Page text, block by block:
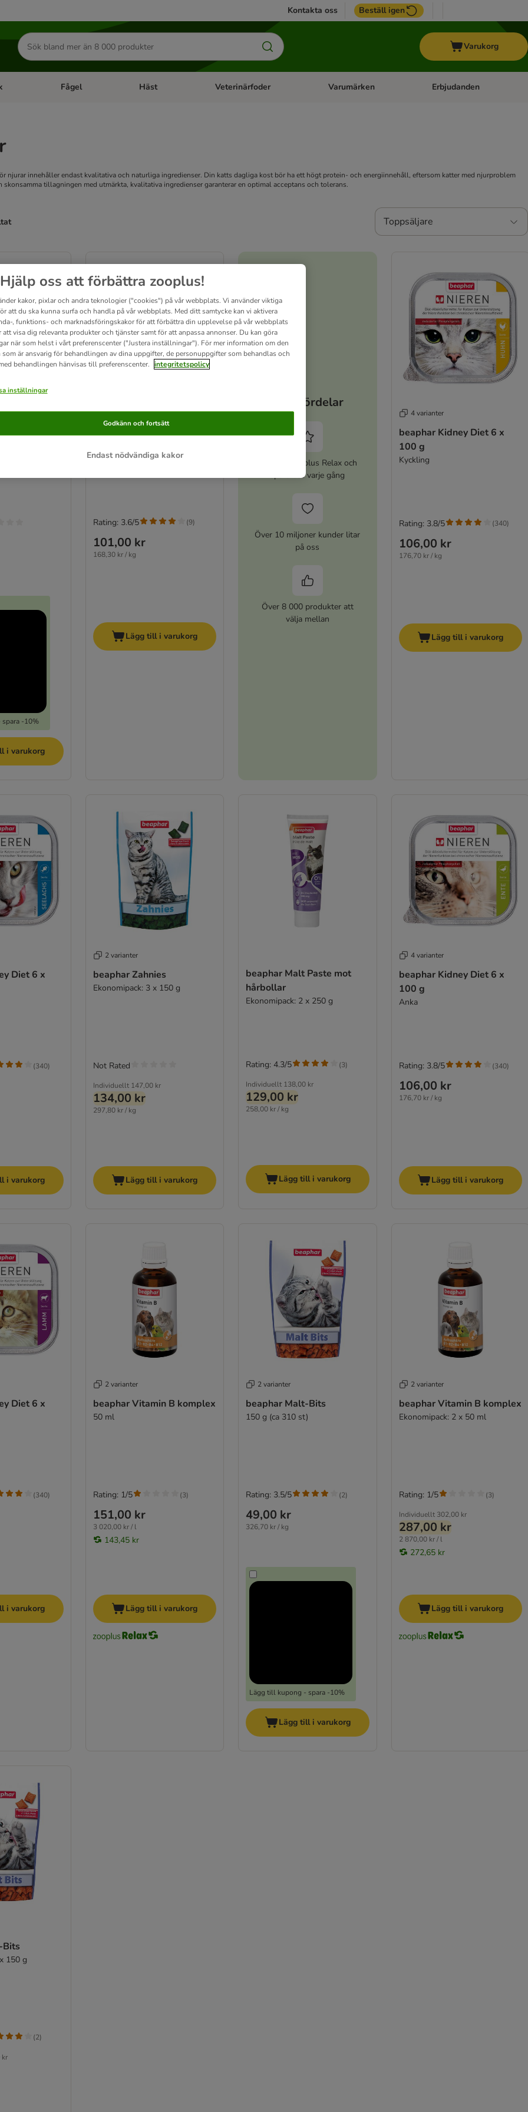
Kontakta oss Beställ igen
Sök
efter
produkter
Varukorg
category menu: SmådjurOpen category menu: Fisk
Fågel Open category menu: Fågel
Häst Open category menu: Häst
Veterinärfoder Open category menu: Veterinärfoder
Varumärken Open category menu:
Erbjudanden
njurar innehåller endast kvalitativa och naturliga ingredienser. Din katts dagliga kost bör ha ett högt protein- och energiinnehåll, eftersom katter med njurproblem
skonsamma tillagningen med utmärkta, kvalitativa ingredienser garanterar en optimal acceptans och tolerans.
Toppsäljare
-10%
i varukorg
6 x 100 g
101,00 kr
168,30 kr / kg
Rating: 3.6/5 (9)
Lägg till i varukorg
Dina fördelar
Aktivera zooplus Relax och
spara 5% varje gång
Över 10 miljoner kunder litar
på oss
Över 8 000 produkter att
välja mellan
4 varianter
beaphar Kidney Diet 6 x
100 g
Kyckling
106,00 kr
176,70 kr / kg
Rating: 3.8/5 (340)
Lägg till i varukorg
Diet 6 x
(340)
i varukorg
2 varianter
beaphar Zahnies
Ekonomipack: 3 x 150 g
Individuellt 147,00 kr
134,00 kr
297,80 kr / kg
Not Rated
Lägg till i varukorg
beaphar Malt Paste mot
hårbollar
Ekonomipack: 2 x 250 g
Individuellt 138,00 kr
129,00 kr
258,00 kr / kg
Rating: 4.3/5 (3)
Lägg till i varukorg
4 varianter
beaphar Kidney Diet 6 x
100 g
Anka
106,00 kr
176,70 kr / kg
Rating: 3.8/5 (340)
Lägg till i varukorg
Diet 6 x
(340)
i varukorg
2 varianter
beaphar Vitamin B komplex
50 ml
151,00 kr
3 020,00 kr / l
143,45 kr
Rating: 1/5 (3)
Lägg till i varukorg
2 varianter
beaphar Malt-Bits
150 g (ca 310 st)
49,00 kr
326,70 kr / kg
Lägg till kupong - spara -10%
Rating: 3.5/5 (2)
Lägg till i varukorg
2 varianter
beaphar Vitamin B komplex
Ekonomipack: 2 x 50 ml
Individuellt 302,00 kr
287,00 kr
2 870,00 kr / l
272,65 kr
Rating: 1/5 (3)
Lägg till i varukorg
Bits
150 g
kr
(2)
Hjälp oss att förbättra zooplus!
kakor, pixlar och andra teknologier ("cookies") på vår webbplats. Vi använder viktiga
att du ska kunna surfa och handla på vår webbplats. Med ditt samtycke kan vi aktivera
, funktions- och marknadsföringskakor för att förbättra din upplevelse på vår webbplats
att visa dig relevanta produkter och tjänster samt för att anpassa annonser. Du kan göra
när som helst i vårt preferenscenter ("Justera inställningar"). För mer information om den
som är ansvarig för behandlingen av dina uppgifter, de personuppgifter som behandlas och
behandlingen hänvisas till preferenscenter. integritetspolicy
inställningar
Endast nödvändiga kakor
Godkänn och fortsätt